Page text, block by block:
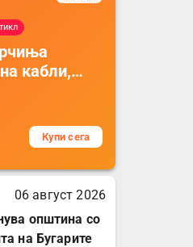
кабли,
заштита
заштита на
за
заштита на
Купи сега
06 август 2026
општина со
на Бугарите